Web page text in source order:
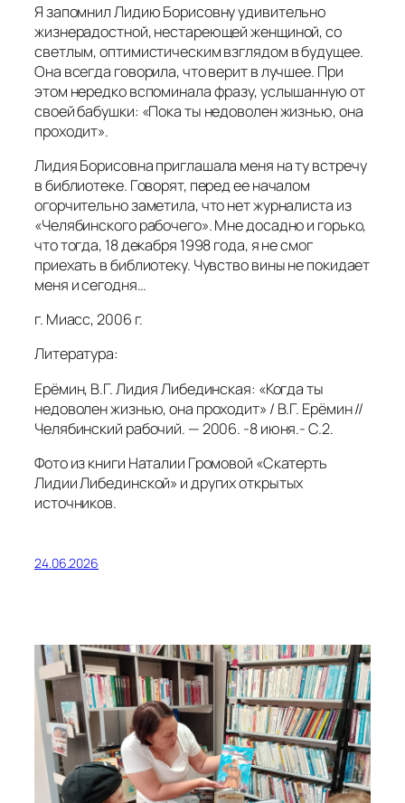
Я запомнил Лидию Борисовну удивительно
жизнерадостной, нестареющей женщиной, со
светлым, оптимистическим взглядом в будущее.
Она всегда говорила, что верит в лучшее. При
этом нередко вспоминала фразу, услышанную от
своей бабушки: «Пока ты недоволен жизнью, она
проходит».
Лидия Борисовна приглашала меня на ту встречу
в библиотеке. Говорят, перед ее началом
огорчительно заметила, что нет журналиста из
«Челябинского рабочего». Мне досадно и горько,
что тогда, 18 декабря 1998 года, я не смог
приехать в библиотеку. Чувство вины не покидает
меня и сегодня…
г. Миасс, 2006 г.
Литература:
Ерёмин, В.Г. Лидия Либединская: «Когда ты
недоволен жизнью, она проходит» / В.Г. Ерёмин //
Челябинский рабочий. — 2006. -8 июня.- С.2.
Фото из книги Наталии Громовой «Скатерть
Лидии Либединской» и других открытых
источников.
24.06.2026